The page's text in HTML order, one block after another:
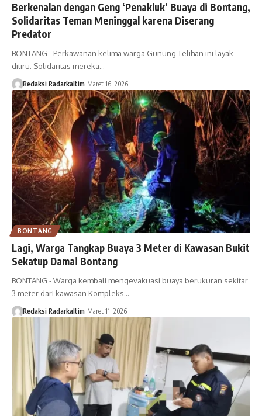
Berkenalan dengan Geng ‘Penakluk’ Buaya di Bontang,
Solidaritas Teman Meninggal karena Diserang
Predator
BONTANG - Perkawanan kelima warga Gunung Telihan ini layak
ditiru. Solidaritas mereka…
Redaksi Radarkaltim Maret 16, 2026
BONTANG
Lagi, Warga Tangkap Buaya 3 Meter di Kawasan Bukit
Sekatup Damai Bontang
BONTANG - Warga kembali mengevakuasi buaya berukuran sekitar
3 meter dari kawasan Kompleks…
Redaksi Radarkaltim Maret 11, 2026